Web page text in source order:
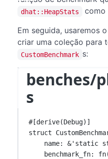
dhat::HeapStats
como
Em seguida, usaremos
criar uma coleção para
CustomBenchmark s:
benches/
s
#[derive(Debug)]
struct
name: &' static
benchmark_fn: fn